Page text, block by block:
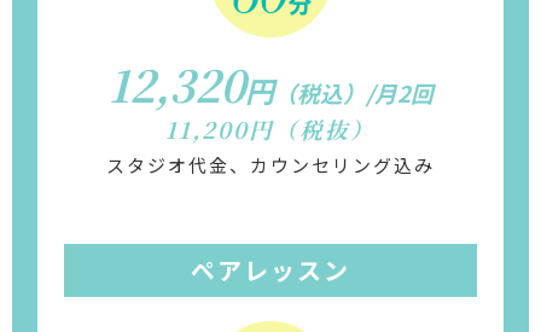
12,320円（税込）/月2回
11,200円（税抜）
スタジオ代金、カウンセリング込み
ペアレッスン